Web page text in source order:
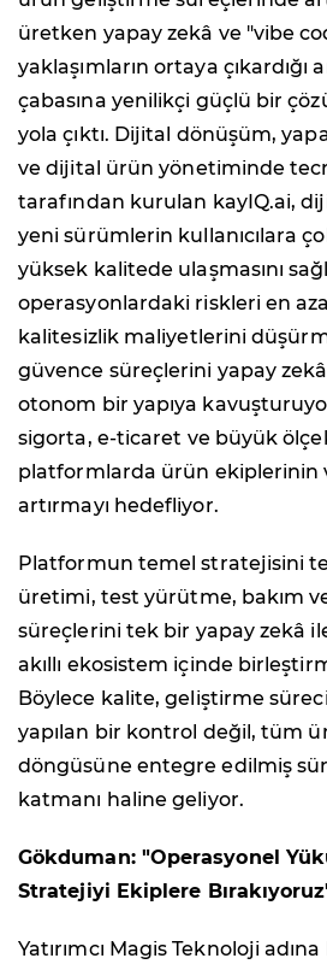
üretken yapay zekâ ve "vibe
yaklaşımların ortaya
çabasına yenilikçi güçlü bir
yola çıktı. Dijital dönüşüm,
ve dijital ürün yönetiminde
tarafından kurulan kayIQ.ai,
yeni sürümlerin kullanıcılara
yüksek kalitede ulaşmasını
operasyonlardaki riskleri en
kalitesizlik maliyetlerini
güvence süreçlerini yapay
otonom bir yapıya
sigorta, e-ticaret ve büyük
platformlarda ürün ekiplerinin
artırmayı hedefliyor.
Platformun temel stratejisini
üretimi, test yürütme, bakım
süreçlerini tek bir yapay zekâ
akıllı ekosistem içinde
Böylece kalite, geliştirme
yapılan bir kontrol değil, tüm
döngüsüne entegre edilmiş
katmanı haline geliyor.
Gökduman: "Operasyonel
Stratejiyi Ekiplere
Yatırımcı Magis Teknoloji